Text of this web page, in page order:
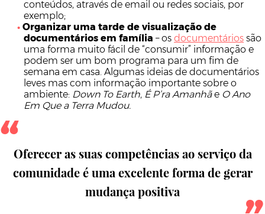
conteúdos, através de email ou redes sociais, por
exemplo;
Organizar uma tarde de visualização de
documentários em família – os documentários são
uma forma muito fácil de “consumir” informação e
podem ser um bom programa para um fim de
semana em casa. Algumas ideias de documentários
leves mas com informação importante sobre o
ambiente: Down To Earth, É P’ra Amanhãe O Ano
Em Que a Terra Mudou.
Oferecer as suas competências ao serviço da
comunidade é uma excelente forma de gerar
mudança positiva